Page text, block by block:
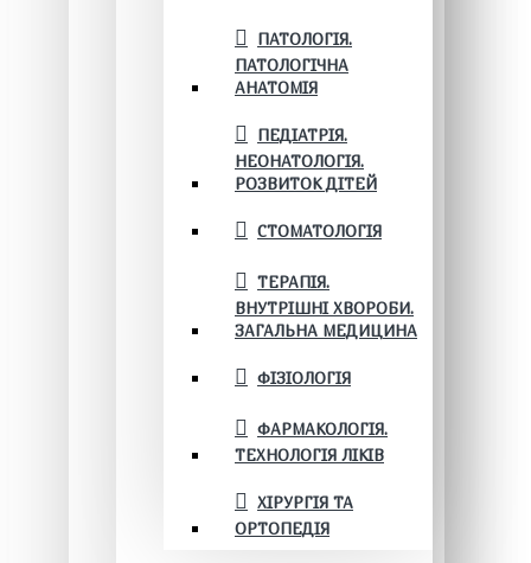
ПАТОЛОГІЯ.
ПАТОЛОГІЧНА
АНАТОМІЯ
ПЕДІАТРІЯ.
НЕОНАТОЛОГІЯ.
РОЗВИТОК ДІТЕЙ
СТОМАТОЛОГІЯ
ТЕРАПІЯ.
ВНУТРІШНІ ХВОРОБИ.
ЗАГАЛЬНА МЕДИЦИНА
ФІЗІОЛОГІЯ
ФАРМАКОЛОГІЯ.
ТЕХНОЛОГІЯ ЛІКІВ
ХІРУРГІЯ ТА
ОРТОПЕДІЯ